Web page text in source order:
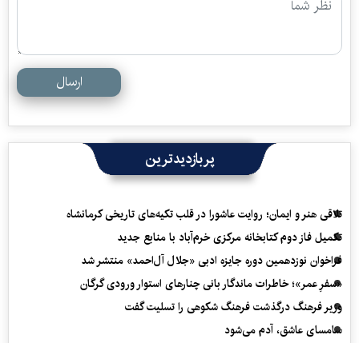
ارسال
پربازدیدترین
تلاقی هنر و ایمان؛ روایت عاشورا در قلب تکیه‌های تاریخی کرمانشاه
تکمیل فاز دوم کتابخانه مرکزی خرم‌آباد با منابع جدید
فراخوان نوزدهمین دوره جایزه ادبی «جلال آل‌احمد» منتشر شد
«سفرِ عمر»؛ خاطرات ماندگار بانی چنارهای استوار ورودی گرگان
وزیر فرهنگ درگذشت فرهنگ شکوهی را تسلیت گفت
سامسای عاشق، آدم می‌شود